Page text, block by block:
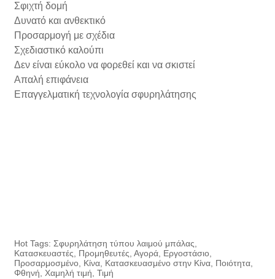
Σφιχτή δομή
Δυνατό και ανθεκτικό
Προσαρμογή με σχέδια
Σχεδιαστικό καλούπι
Δεν είναι εύκολο να φορεθεί και να σκιστεί
Απαλή επιφάνεια
Επαγγελματική τεχνολογία σφυρηλάτησης
Hot Tags: Σφυρηλάτηση τύπου λαιμού μπάλας,
Κατασκευαστές, Προμηθευτές, Αγορά, Εργοστάσιο,
Προσαρμοσμένο, Κίνα, Κατασκευασμένο στην Κίνα, Ποιότητα,
Φθηνή, Χαμηλή τιμή, Τιμή